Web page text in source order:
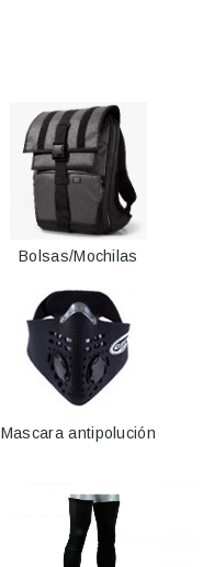
Bolsas/Mochilas
Mascara antipolución